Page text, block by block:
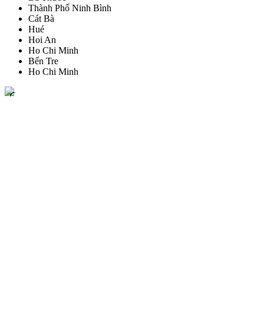
Thành Phố Ninh Bình
Cát Bà
Hué
Hoi An
Ho Chi Minh
Bến Tre
Ho Chi Minh